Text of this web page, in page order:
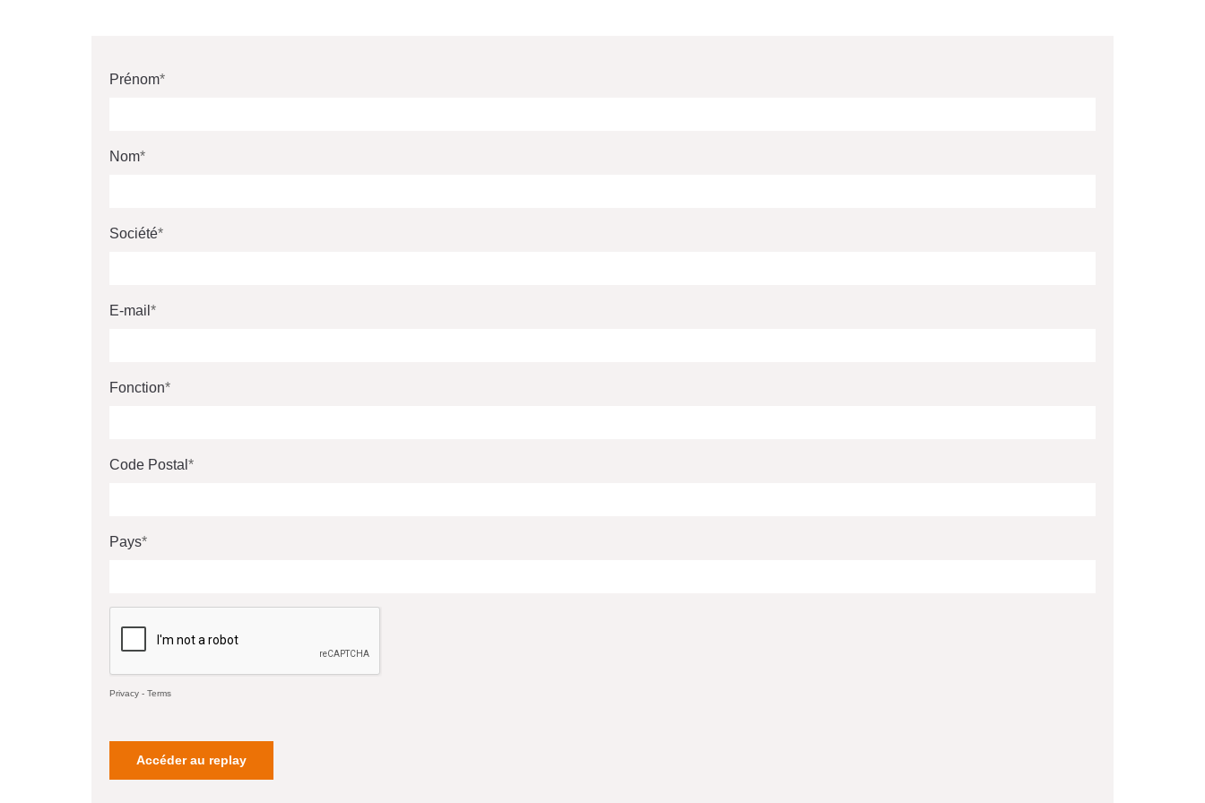
Prénom
Nom
Société
E-mail
Fonction
Code Postal
Pays
Privacy - Terms